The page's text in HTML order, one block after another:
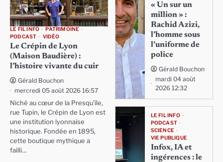
LE FIL INFO
PATRIMOINE
PODCAST
VIDÉO
Le Crépin de Lyon
(Maison Baudière) :
l’histoire vivante du cuir
Gérald Bouchon
mercredi 05 août 2026 16:57
Niché au cœur de la Presqu'île,
rue Tupin, le Crépin de Lyon est
une institution lyonnaise
historique. Fondée en 1895,
cette boutique mythique a
failli…
« Un sur un
million » :
Rachid Azizi,
l’homme sous
l’uniforme de
police
Gérald Bouchon
mardi 04 août
2026 12:32
LE FIL INFO
PODCAST
SCIENCE
VIE PUBLIQUE
Infox, IA et
ingérences : le